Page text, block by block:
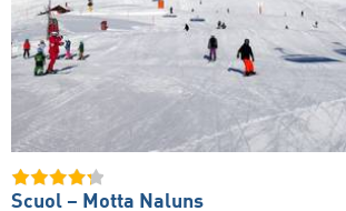
Scuol – Motta Naluns